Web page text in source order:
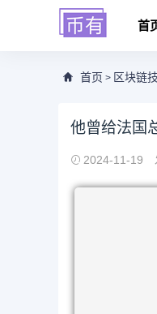
首
首页 > 区块链
他曾给法国
2024-11-19